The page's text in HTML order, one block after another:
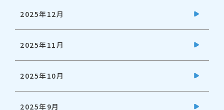
2025年12月
2025年11月
2025年10月
2025年9月